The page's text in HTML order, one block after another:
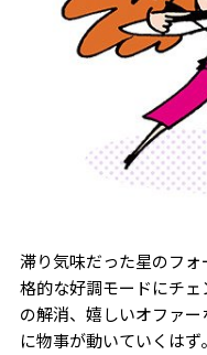
滞り気味だった星のフ
格的な好調モードにチ
の解消、嬉しいオファ
に物事が動いていくはず。